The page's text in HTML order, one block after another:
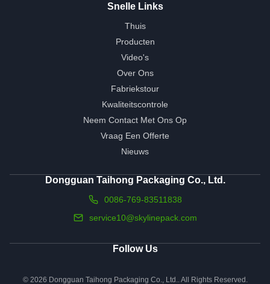
Snelle Links
Thuis
Producten
Video's
Over Ons
Fabriekstour
Kwaliteitscontrole
Neem Contact Met Ons Op
Vraag Een Offerte
Nieuws
Dongguan Taihong Packaging Co., Ltd.
0086-769-83511838
service10@skylinepack.com
Follow Us
© 2026 Dongguan Taihong Packaging Co., Ltd.. All Rights Reserved.